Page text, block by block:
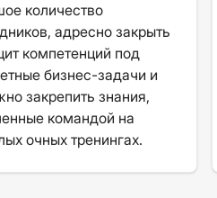
количество
адресно закрыть
компетенций под
бизнес-задачи и
закрепить знания,
командой на
очных тренингах.